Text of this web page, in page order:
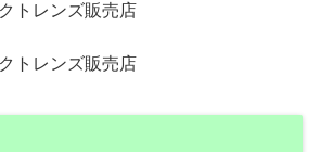
トレンズ販売店
トレンズ販売店